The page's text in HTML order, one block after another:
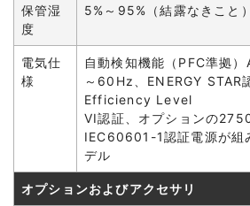
保管湿
度
5%～95%（結露なきこと）
電気仕
様
自動検知機能（PFC準拠
～60Hz、ENERGY STAR
Efficiency Level
VI認証、オプションの
IEC60601-1認証電源が組
デル
オプションおよびアクセサリ